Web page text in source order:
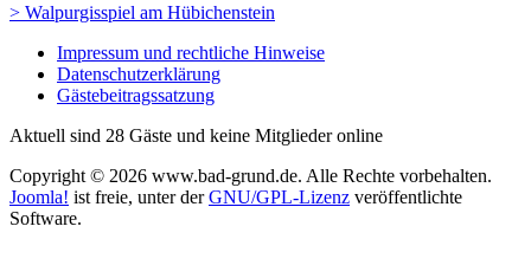
> Walpurgisspiel am Hübichenstein
Impressum und rechtliche Hinweise
Datenschutzerklärung
Gästebeitragssatzung
Aktuell sind 28 Gäste und keine Mitglieder online
Copyright © 2026 www.bad-grund.de. Alle Rechte vorbehalten.
Joomla! ist freie, unter derGNU/GPL-Lizenz veröffentlichte
Software.